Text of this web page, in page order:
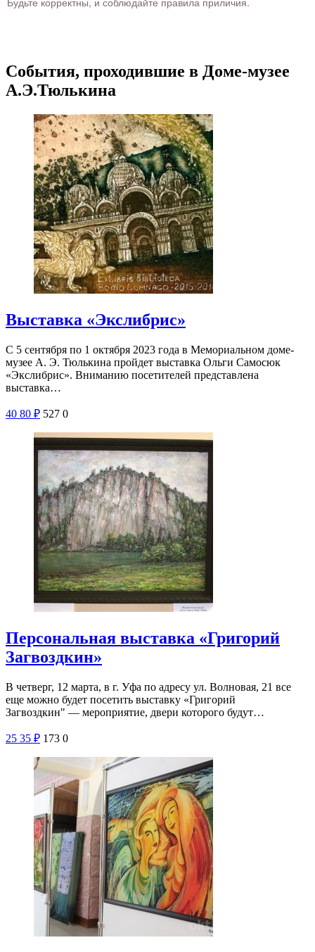
События, проходившие в Доме-музее
А.Э.Тюлькина
Выставка «Экслибрис»
С 5 сентября по 1 октября 2023 года в Мемориальном доме-
музее А. Э. Тюлькина пройдет выставка Ольги Самосюк
«Экслибрис». Вниманию посетителей представлена
выставка…
40 80 ₽ 527 0
Персональная выставка «Григорий
Загвоздкин»
В четверг, 12 марта, в г. Уфа по адресу ул. Волновая, 21 все
еще можно будет посетить выставку «Григорий
Загвоздкин" — мероприятие, двери которого будут…
25 35 ₽ 173 0